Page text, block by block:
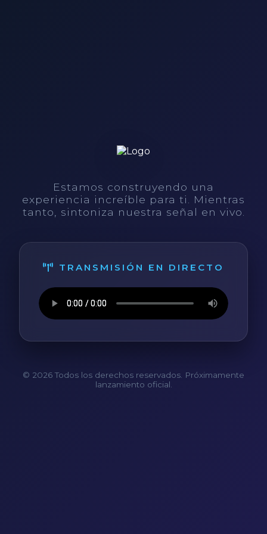
Estamos construyendo una
experiencia increíble para ti. Mientras
tanto, sintoniza nuestra señal en vivo.
TRANSMISIÓN EN DIRECTO
© 2026 Todos los derechos reservados. Próximamente
lanzamiento oficial.